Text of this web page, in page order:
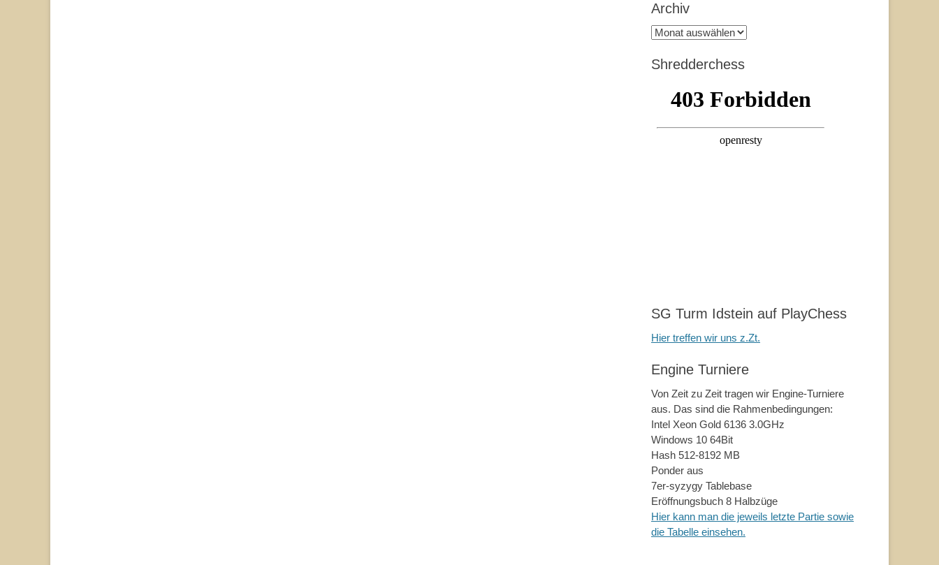
Archiv
Archiv
Shredderchess
SG Turm Idstein auf PlayChess
Hier treffen wir uns z.Zt.
Engine Turniere
Von Zeit zu Zeit tragen wir Engine-Turniere
aus. Das sind die Rahmenbedingungen:
Intel Xeon Gold 6136 3.0GHz
Windows 10 64Bit
Hash 512-8192 MB
Ponder aus
7er-syzygy Tablebase
Eröffnungsbuch 8 Halbzüge
Hier kann man die jeweils letzte Partie sowie
die Tabelle einsehen.